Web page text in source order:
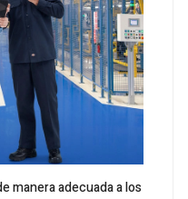
manera adecuada a los